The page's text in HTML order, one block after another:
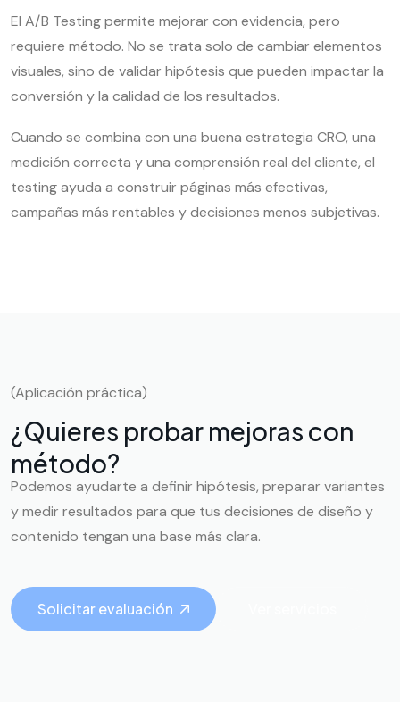
El A/B Testing permite mejorar con evidencia, pero
requiere método. No se trata solo de cambiar elementos
visuales, sino de validar hipótesis que pueden impactar la
conversión y la calidad de los resultados.
Cuando se combina con una buena estrategia CRO, una
medición correcta y una comprensión real del cliente, el
testing ayuda a construir páginas más efectivas,
campañas más rentables y decisiones menos subjetivas.
(Aplicación práctica)
¿Quieres probar mejoras con
método?
Podemos ayudarte a definir hipótesis, preparar variantes
y medir resultados para que tus decisiones de diseño y
contenido tengan una base más clara.
Solicitar evaluación